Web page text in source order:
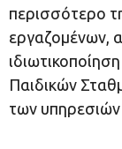
περισσότερο
εργαζομένων,
Παιδικών
των